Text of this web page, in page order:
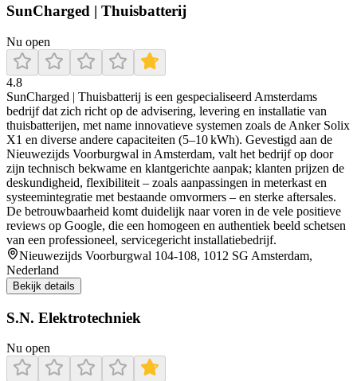
SunCharged | Thuisbatterij
Nu open
4.8
SunCharged | Thuisbatterij is een gespecialiseerd Amsterdams
bedrijf dat zich richt op de advisering, levering en installatie van
thuisbatterijen, met name innovatieve systemen zoals de Anker Solix
X1 en diverse andere capaciteiten (5–10 kWh). Gevestigd aan de
Nieuwezijds Voorburgwal in Amsterdam, valt het bedrijf op door
zijn technisch bekwame en klantgerichte aanpak; klanten prijzen de
deskundigheid, flexibiliteit – zoals aanpassingen in meterkast en
systeemintegratie met bestaande omvormers – en sterke aftersales.
De betrouwbaarheid komt duidelijk naar voren in de vele positieve
reviews op Google, die een homogeen en authentiek beeld schetsen
van een professioneel, servicegericht installatiebedrijf.
Nieuwezijds Voorburgwal 104-108, 1012 SG Amsterdam,
Nederland
Bekijk details
S.N. Elektrotechniek
Nu open